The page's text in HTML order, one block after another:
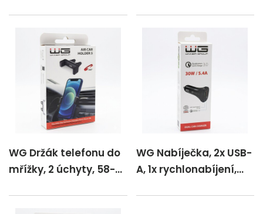
WG Držák telefonu do
mřížky, 2 úchyty, 58-
WG Nabíječka, 2x USB-
A, 1x rychlonabíjení,